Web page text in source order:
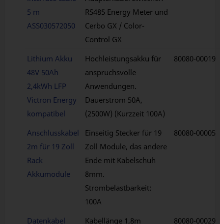
5 m
ASS030572050
RS485 Energy Meter und
Cerbo GX / Color-
Control GX
Lithium Akku
48V 50Ah
2,4kWh LFP
Victron Energy
kompatibel
Hochleistungsakku für
anspruchsvolle
Anwendungen.
Dauerstrom 50A,
(2500W) (Kurzzeit 100A)
80080-00019
Anschlusskabel
2m für 19 Zoll
Rack
Akkumodule
Einseitig Stecker für 19
Zoll Module, das andere
Ende mit Kabelschuh
8mm.
Strombelastbarkeit:
100A
80080-00005
Datenkabel
Kabellänge 1,8m 80080-00029